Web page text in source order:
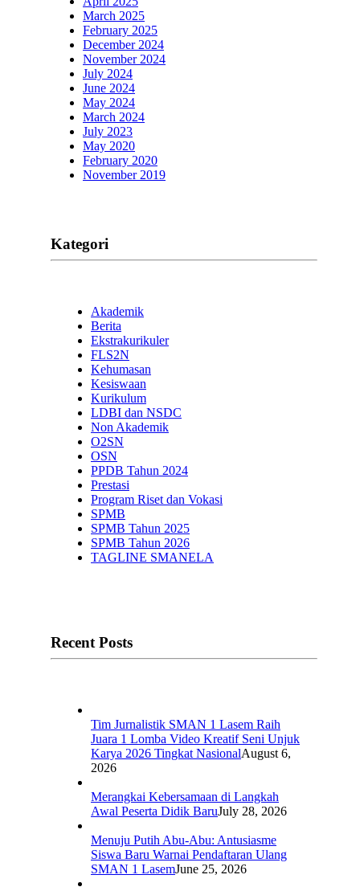
March 2025
February 2025
December 2024
November 2024
July 2024
June 2024
May 2024
March 2024
July 2023
May 2020
February 2020
November 2019
Kategori
Akademik
Berita
Ekstrakurikuler
FLS2N
Kehumasan
Kesiswaan
Kurikulum
LDBI dan NSDC
Non Akademik
O2SN
OSN
PPDB Tahun 2024
Prestasi
Program Riset dan Vokasi
SPMB
SPMB Tahun 2025
SPMB Tahun 2026
TAGLINE SMANELA
Recent Posts
Tim Jurnalistik SMAN 1 Lasem Raih
Juara 1 Lomba Video Kreatif Seni Unjuk
Karya 2026 Tingkat NasionalAugust 6,
2026
Merangkai Kebersamaan di Langkah
Awal Peserta Didik BaruJuly 28, 2026
Menuju Putih Abu-Abu: Antusiasme
Siswa Baru Warnai Pendaftaran Ulang
SMAN 1 LasemJune 25, 2026